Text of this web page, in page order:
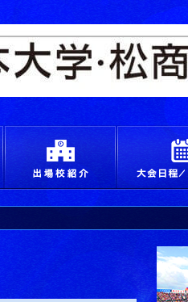
トーナメント 出場校